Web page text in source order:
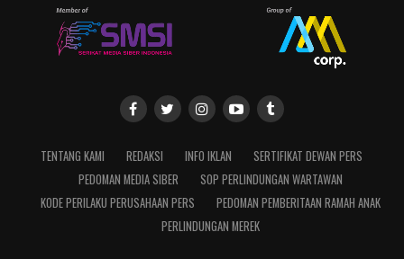
TENTANG KAMI REDAKSI INFO IKLAN
SERTIFIKAT DEWAN PERS
PEDOMAN MEDIA SIBER
SOP PERLINDUNGAN WARTAWAN
KODE PERILAKU PERUSAHAAN PERS
PEDOMAN PEMBERITAAN RAMAH ANAK
PERLINDUNGAN MEREK